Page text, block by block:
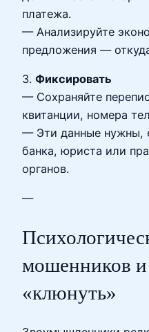
платежа.
— Анализируйте
предложения —
3. Фиксировать
— Сохраняйте
квитанции, номера
— Эти данные нужны,
банка, юриста или
органов.
—
мошенников и
«клюнуть»